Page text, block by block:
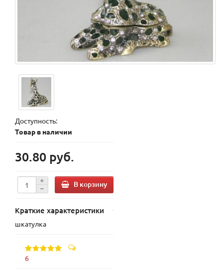
Доступность:
Товар в наличии
30.80 руб.
В корзину
Краткие характеристики
шкатулка
6